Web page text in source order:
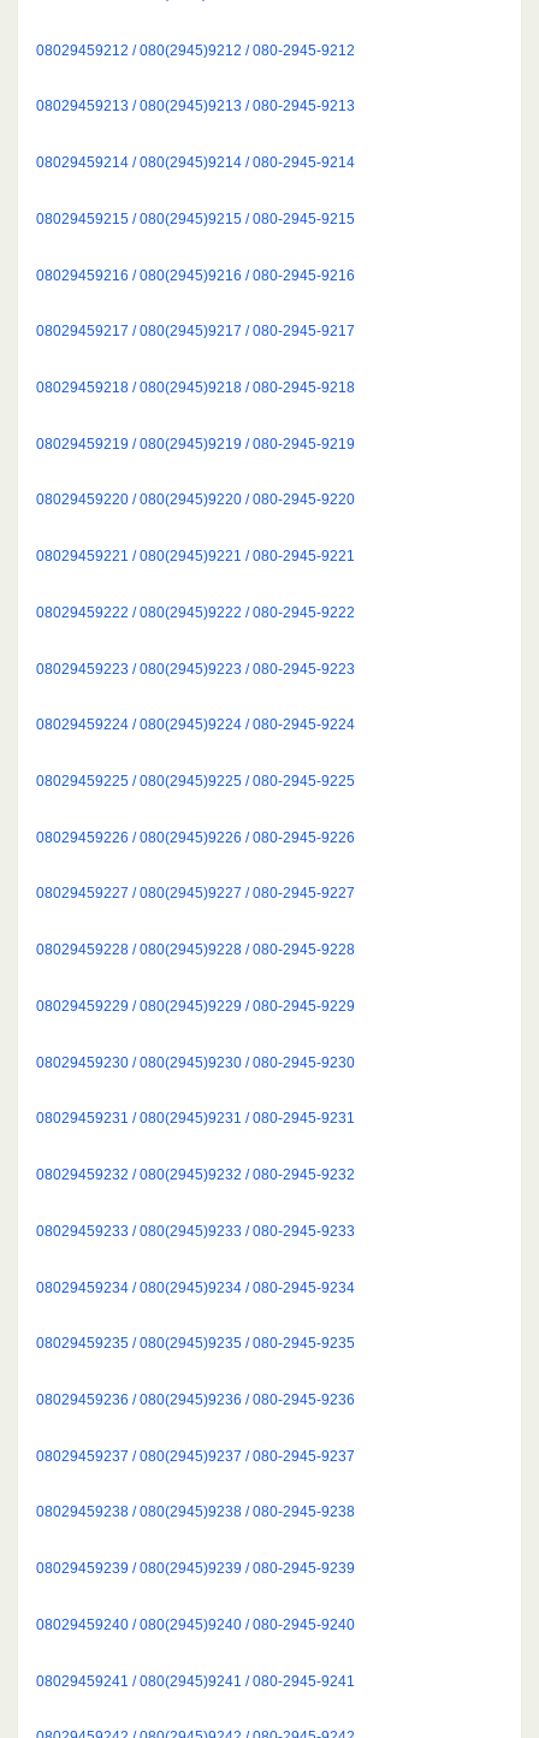
08029459212 / 080(2945)9212 / 080-2945-9212
08029459213 / 080(2945)9213 / 080-2945-9213
08029459214 / 080(2945)9214 / 080-2945-9214
08029459215 / 080(2945)9215 / 080-2945-9215
08029459216 / 080(2945)9216 / 080-2945-9216
08029459217 / 080(2945)9217 / 080-2945-9217
08029459218 / 080(2945)9218 / 080-2945-9218
08029459219 / 080(2945)9219 / 080-2945-9219
08029459220 / 080(2945)9220 / 080-2945-9220
08029459221 / 080(2945)9221 / 080-2945-9221
08029459222 / 080(2945)9222 / 080-2945-9222
08029459223 / 080(2945)9223 / 080-2945-9223
08029459224 / 080(2945)9224 / 080-2945-9224
08029459225 / 080(2945)9225 / 080-2945-9225
08029459226 / 080(2945)9226 / 080-2945-9226
08029459227 / 080(2945)9227 / 080-2945-9227
08029459228 / 080(2945)9228 / 080-2945-9228
08029459229 / 080(2945)9229 / 080-2945-9229
08029459230 / 080(2945)9230 / 080-2945-9230
08029459231 / 080(2945)9231 / 080-2945-9231
08029459232 / 080(2945)9232 / 080-2945-9232
08029459233 / 080(2945)9233 / 080-2945-9233
08029459234 / 080(2945)9234 / 080-2945-9234
08029459235 / 080(2945)9235 / 080-2945-9235
08029459236 / 080(2945)9236 / 080-2945-9236
08029459237 / 080(2945)9237 / 080-2945-9237
08029459238 / 080(2945)9238 / 080-2945-9238
08029459239 / 080(2945)9239 / 080-2945-9239
08029459240 / 080(2945)9240 / 080-2945-9240
08029459241 / 080(2945)9241 / 080-2945-9241